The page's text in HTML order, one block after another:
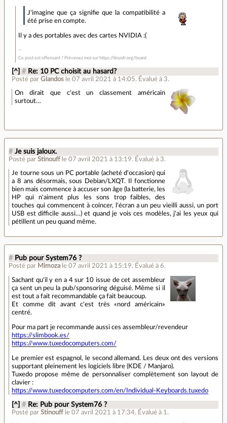
J'imagine que ça signifie que la compatibilité a
été prise en compte.
Il y a des portables avec des cartes NVIDIA :(
Ce post est offensant ? Prévenez moi sur https://linuxfr.org/board
[^] # Re: 10 PC choisit au hasard?
Posté parGlandos le 07 avril 2021 à 14:05. Évalué à 3.
On dirait que c'est un classement américain
surtout…
# Je suis jaloux.
Posté par Stinouff le 07 avril 2021 à 13:19. Évalué à 3.
Je tourne sous un PC portable (acheté d'occasion) qui
a 8 ans désormais, sous Debian/LXQT. Il fonctionne
bien mais commence à accuser son âge (la batterie, les
HP qui n'aiment plus les sons trop faibles, des
touches qui commencent à coincer, l'écran a un peu vieilli aussi, un port
USB est difficile aussi…) et quand je vois ces modèles, j'ai les yeux qui
pétillent un peu quand même.
# Pub pour System76 ?
Posté par Mimoza le 07 avril 2021 à 15:19. Évalué à 6.
Sachant qu'il y en a 4 sur 10 issue de cet assembleur
ça sent un peu la pub/sponsoring déguisé. Même si il
est tout a fait recommandable ça fait beaucoup.
Et comme dit avant c'est très «nord américain»
centré.
Pour ma part je recommande aussi ces assembleur/revendeur
https://slimbook.es/
https://www.tuxedocomputers.com/
Le premier est espagnol, le second allemand. Les deux ont des versions
supportant pleinement les logiciels libre (KDE / Manjaro).
Tuxedo propose même de personnaliser complètement son layout de
clavier :
https://www.tuxedocomputers.com/en/Individual-Keyboards.tuxedo
[^] # Re: Pub pour System76 ?
Posté parStinouff le 07 avril 2021 à 17:34. Évalué à 1 .